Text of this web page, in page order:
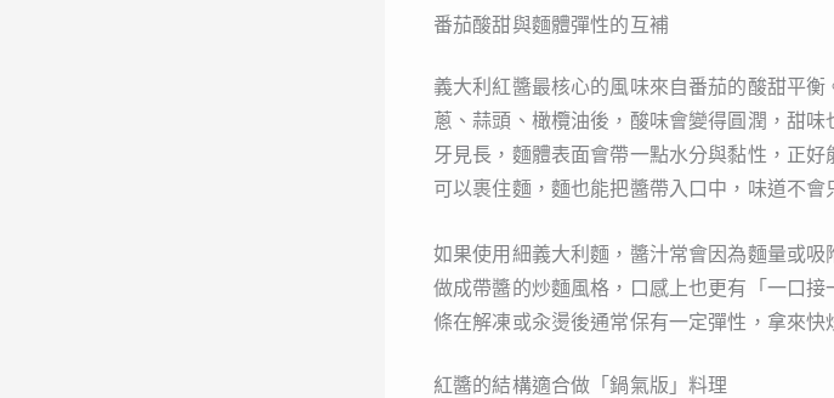
番茄酸甜與麵體彈性的互補
義大利紅醬最核心的風味來自番茄的酸甜平
蔥、蒜頭、橄欖油後，酸味會變得圓潤，甜
牙見長，麵體表面會帶一點水分與黏性，正
可以裹住麵，麵也能把醬帶入口中，味道不會
如果使用細義大利麵，醬汁常會因為麵量或
做成帶醬的炒麵風格，口感上也更有「一口
條在解凍或汆燙後通常保有一定彈性，拿來快
紅醬的結構適合做「鍋氣版」料理